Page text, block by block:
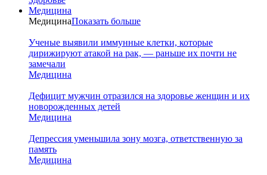
Медицина
МедицинаПоказать больше
Ученые выявили иммунные клетки, которые
дирижируют атакой на рак, — раньше их почти не
замечали
Медицина
Дефицит мужчин отразился на здоровье женщин и их
новорожденных детей
Медицина
Депрессия уменьшила зону мозга, ответственную за
память
Медицина